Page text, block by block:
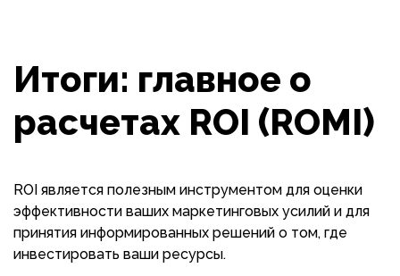
Итоги: главное о
расчетах ROI (ROMI)
ROI является полезным инструментом для оценки
эффективности ваших маркетинговых усилий и для
принятия информированных решений о том, где
инвестировать ваши ресурсы.